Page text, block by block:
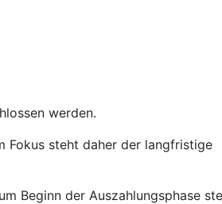
werden.
Fokus steht daher der langfristige
Beginn der Auszahlungsphase